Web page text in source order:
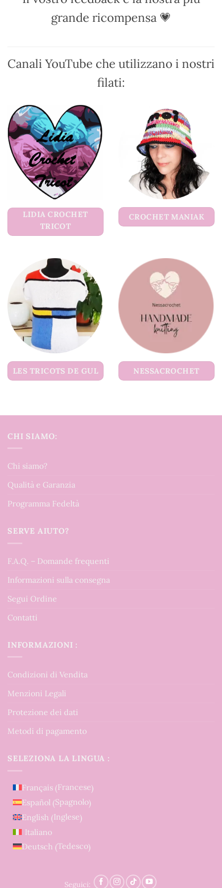
nella
scelte
nella
grande ricompensa 💗
Canali YouTube che utilizzano i nostri
filati:
LIDIA CROCHET
TRICOT
CROCHET MANIAK
LES TRICOTS DE GUL NESSACROCHET
CHI SIAMO:
Chi siamo?
Qualità e Garanzia
Programma Fedeltà
SERVE AIUTO?
F.A.Q. – Domande frequenti
Informazioni sulla consegna
Segui Ordine
Contatti
INFORMAZIONI :
Condizioni di Vendita
Menzioni Legali
Protezione dei dati
Metodi di pagamento
SELEZIONA LA LINGUA :
Français (Francese)
Español (Spagnolo)
English (Inglese)
Italiano
Deutsch (Tedesco)
Seguici: